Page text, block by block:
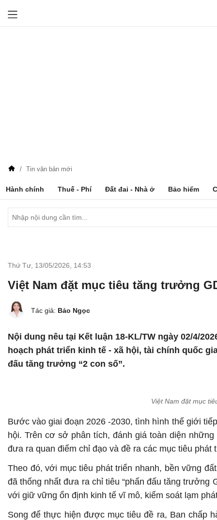
Tin văn bản mới
Hành chính Thuế - Phí Đất đai - Nhà ở Bảo hiểm
Thứ Tư, 13/05/2026 14:53
Việt Nam đặt mục tiêu tăng trưởng
Tác giả: Bảo Ngọc
Nội dung nêu tại Kết luận 18-KL/TW ngày 02/4/
hoạch phát triển kinh tế - xã hội, tài chính quốc
đấu tăng trưởng “2 con số”.
Việt Nam đặt mục
Bước vào giai đoạn 2026 -2030, tình hình thế giới
hội. Trên cơ sở phân tích, đánh giá toàn diện
đưa ra quan điểm chỉ đạo và đề ra các mục tiêu
Theo đó, với mục tiêu phát triển nhanh, bền vững
đã thống nhất đưa ra chỉ tiêu “phấn đấu tăng trưởng
với giữ vững ổn định kinh tế vĩ mô, kiểm soát lạm
Song để thực hiện được mục tiêu đề ra, Ban chấp